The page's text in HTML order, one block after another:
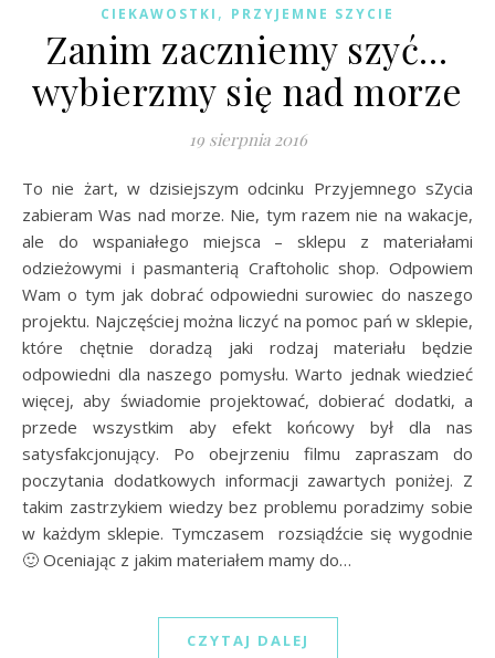
CIEKAWOSTKI , PRZYJEMNE SZYCIE
Zanim zaczniemy szyć…
wybierzmy się nad morze
19 sierpnia 2016
To nie żart, w dzisiejszym odcinku Przyjemnego sZycia
zabieram Was nad morze. Nie, tym razem nie na wakacje,
ale do wspaniałego miejsca – sklepu z materiałami
odzieżowymi i pasmanterią Craftoholic shop. Odpowiem
Wam o tym jak dobrać odpowiedni surowiec do naszego
projektu. Najczęściej można liczyć na pomoc pań w sklepie,
które chętnie doradzą jaki rodzaj materiału będzie
odpowiedni dla naszego pomysłu. Warto jednak wiedzieć
więcej, aby świadomie projektować, dobierać dodatki, a
przede wszystkim aby efekt końcowy był dla nas
satysfakcjonujący. Po obejrzeniu filmu zapraszam do
poczytania dodatkowych informacji zawartych poniżej. Z
takim zastrzykiem wiedzy bez problemu poradzimy sobie
w każdym sklepie. Tymczasem rozsiądźcie się wygodnie
🙂 Oceniając z jakim materiałem mamy do…
CZYTAJ DALEJ